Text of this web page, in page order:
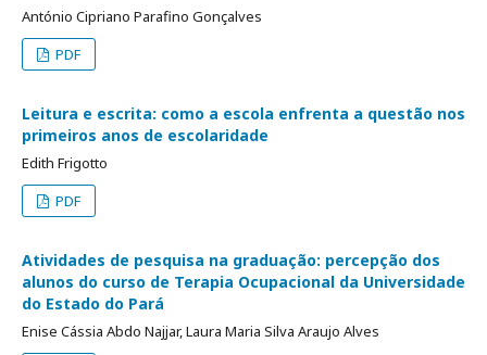
António Cipriano Parafino Gonçalves
PDF
Leitura e escrita: como a escola enfrenta a questão nos
primeiros anos de escolaridade
Edith Frigotto
PDF
Atividades de pesquisa na graduação: percepção dos
alunos do curso de Terapia Ocupacional da Universidade
do Estado do Pará
Enise Cássia Abdo Najjar, Laura Maria Silva Araujo Alves